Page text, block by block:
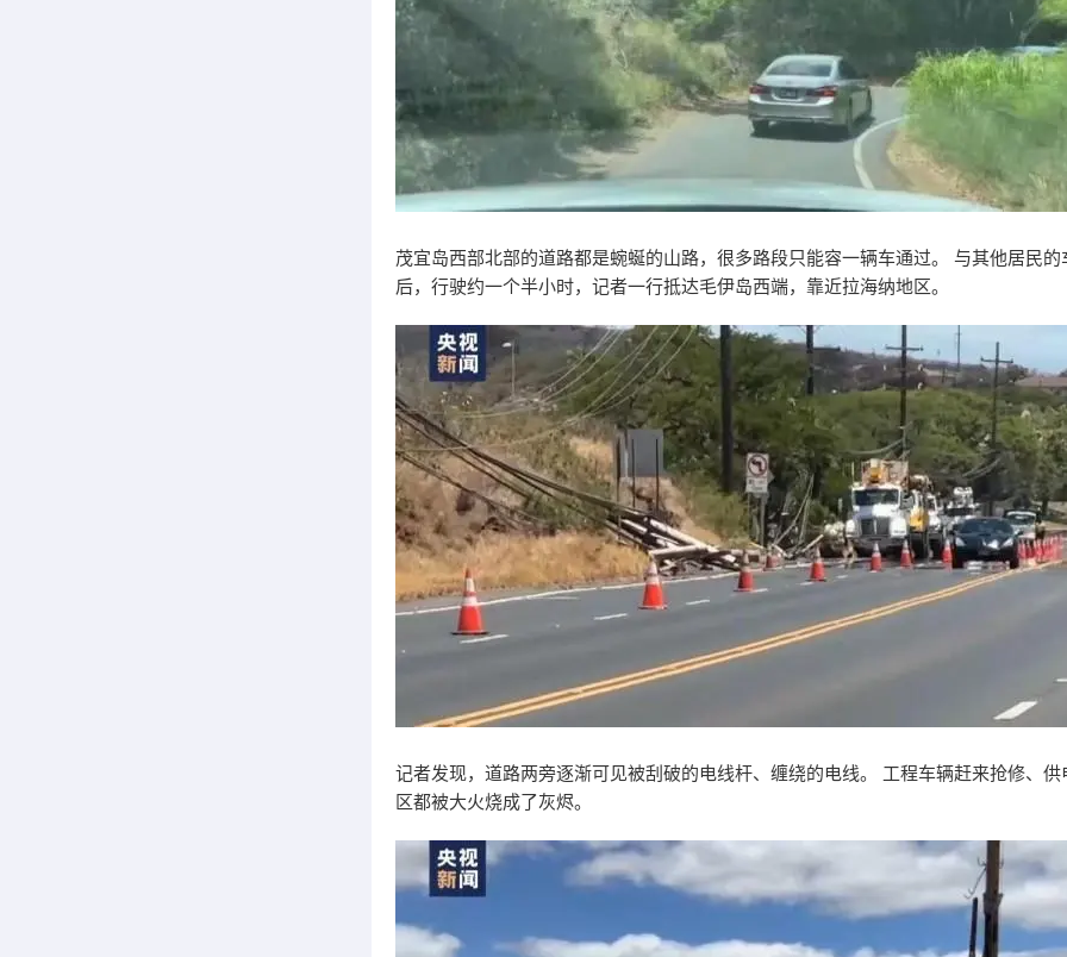
茂宜岛西部北部的道路都是蜿蜒的山路，很多路段只能容一辆车通过。 与其他居民的
后，行驶约一个半小时，记者一行抵达毛伊岛西端，靠近拉海纳地区。
记者发现，道路两旁逐渐可见被刮破的电线杆、缠绕的电线。 工程车辆赶来抢修、供
区都被大火烧成了灰烬。